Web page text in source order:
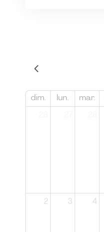
dim. lun. mar.
2 3 4